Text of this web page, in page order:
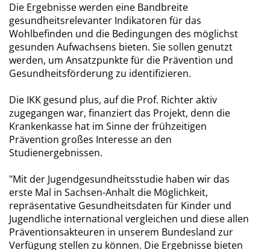
Die Ergebnisse werden eine Bandbreite
gesundheitsrelevanter Indikatoren für das
Wohlbefinden und die Bedingungen des möglichst
gesunden Aufwachsens bieten. Sie sollen genutzt
werden, um Ansatzpunkte für die Prävention und
Gesundheitsförderung zu identifizieren.
Die IKK gesund plus, auf die Prof. Richter aktiv
zugegangen war, finanziert das Projekt, denn die
Krankenkasse hat im Sinne der frühzeitigen
Prävention großes Interesse an den
Studienergebnissen.
"Mit der Jugendgesundheitsstudie haben wir das
erste Mal in Sachsen-Anhalt die Möglichkeit,
repräsentative Gesundheitsdaten für Kinder und
Jugendliche international vergleichen und diese allen
Präventionsakteuren in unserem Bundesland zur
Verfügung stellen zu können. Die Ergebnisse bieten